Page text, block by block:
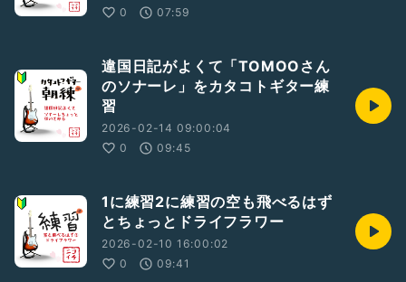
0
07:59
違国日記がよくて「TOMOOさん
のソナーレ」をカタコトギター練
習
2026-02-14 09:00:04
0
09:45
1に練習2に練習の空も飛べるはず
とちょっとドライフラワー
2026-02-10 16:00:02
0
09:41